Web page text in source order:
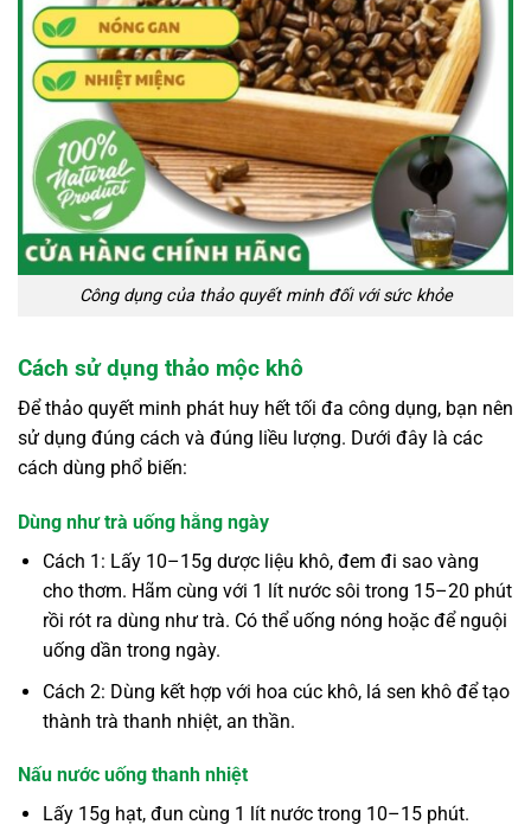
Công dụng của thảo quyết minh đối với sức khỏe
Cách sử dụng thảo mộc khô
Để thảo quyết minh phát huy hết tối đa công dụng, bạn nên
sử dụng đúng cách và đúng liều lượng. Dưới đây là các
cách dùng phổ biến:
Dùng như trà uống hằng ngày
Cách 1: Lấy 10–15g dược liệu khô, đem đi sao vàng
cho thơm. Hãm cùng với 1 lít nước sôi trong 15–20 phút
rồi rót ra dùng như trà. Có thể uống nóng hoặc để nguội
uống dần trong ngày.
Cách 2: Dùng kết hợp với hoa cúc khô, lá sen khô để tạo
thành trà thanh nhiệt, an thần.
Nấu nước uống thanh nhiệt
Lấy 15g hạt, đun cùng 1 lít nước trong 10–15 phút.